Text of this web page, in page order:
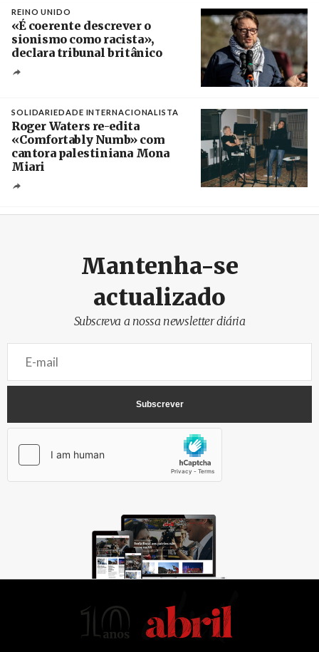
REINO UNIDO
«É coerente descrever o
sionismo como racista»,
declara tribunal britânico
SOLIDARIEDADE INTERNACIONALISTA
Roger Waters re-edita
«Comfortably Numb» com
cantora palestiniana Mona
Miari
Mantenha-se
actualizado
Subscreva a nossa newsletter diária